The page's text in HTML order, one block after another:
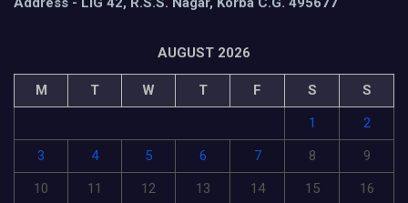
AUGUST 2026
M T W T F S
S
1
2
3
4 5 6 7 8
9
10
11 12 13 14 15
16